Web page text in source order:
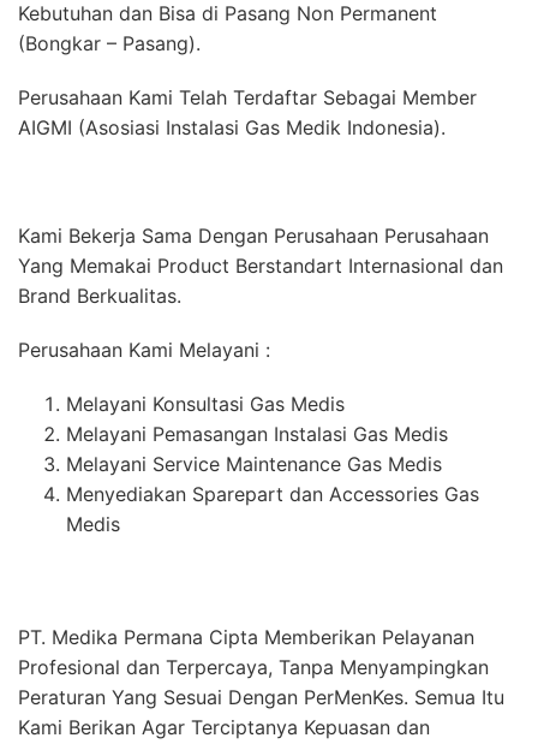
Kebutuhan dan Bisa di Pasang Non Permanent
(Bongkar – Pasang).
Perusahaan Kami Telah Terdaftar Sebagai Member
AIGMI (Asosiasi Instalasi Gas Medik Indonesia).
Kami Bekerja Sama Dengan Perusahaan Perusahaan
Yang Memakai Product Berstandart Internasional dan
Brand Berkualitas.
Perusahaan Kami Melayani :
Melayani Konsultasi Gas Medis
Melayani Pemasangan Instalasi Gas Medis
Melayani Service Maintenance Gas Medis
Menyediakan Sparepart dan Accessories Gas
Medis
PT. Medika Permana Cipta Memberikan Pelayanan
Profesional dan Terpercaya, Tanpa Menyampingkan
Peraturan Yang Sesuai Dengan PerMenKes. Semua Itu
Kami Berikan Agar Terciptanya Kepuasan dan